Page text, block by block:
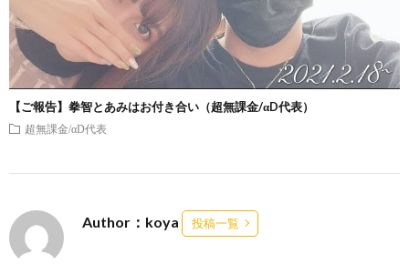
【ご報告】拳智とあみはお付き合い（超無課金/αD代表）
超無課金/αD代表
Author：koya 投稿一覧